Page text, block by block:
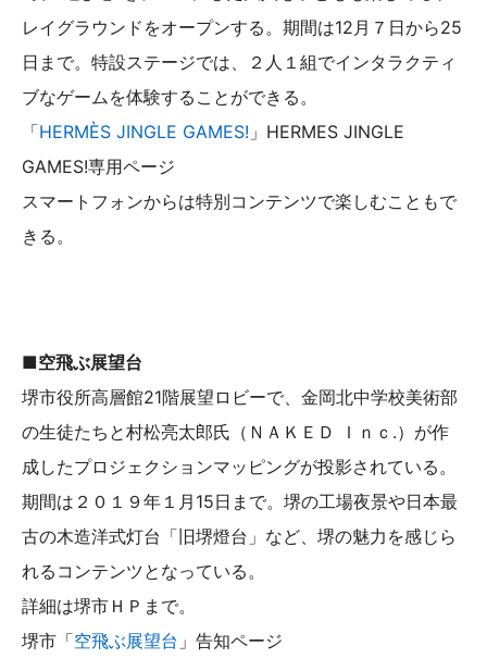
レイグラウンドをオープンする。期間は12月７日から25
日まで。特設ステージでは、２人１組でインタラクティ
ブなゲームを体験することができる。
「HERMÈS JINGLE GAMES! 」HERMES JINGLE
GAMES!専用ページ
スマートフォンからは特別コンテンツで楽しむこともで
きる。
■空飛ぶ展望台
堺市役所高層館21階展望ロビーで、金岡北中学校美術部
の生徒たちと村松亮太郎氏（ＮＡＫＥＤ Ｉｎｃ.）が作
成したプロジェクションマッピングが投影されている。
期間は２０１９年１月15日まで。堺の工場夜景や日本最
古の木造洋式灯台「旧堺燈台」など、堺の魅力を感じら
れるコンテンツとなっている。
詳細は堺市ＨＰまで。
堺市「空飛ぶ展望台 」告知ページ